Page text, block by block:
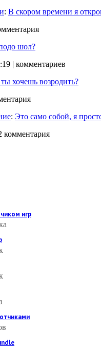
: В скором времени я
шол?
| комментариев
хочешь возродить?
: Это само собой, я
комментария
игр